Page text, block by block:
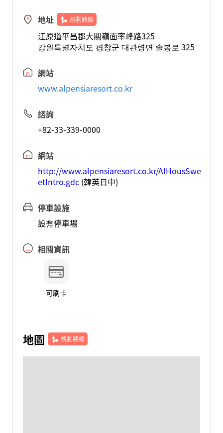
地址 規劃路線
江原道平昌郡大關嶺面率峰路325
강원특별자치도 평창군 대관령면 솔봉로 325
網站
www.alpensiaresort.co.kr
諮詢
+82-33-339-0000
網站
http://www.alpensiaresort.co.kr/AlHousSwe
etIntro.gdc(韓英日中)
停車設施
設有停車場
相關資訊
可刷卡
地圖 規劃路線